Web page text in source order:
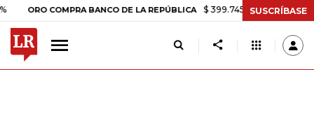
ORO COMPRA BANCO DE LA REPÚBLICA $ 399.745,16 +$ 2.295,71
SUSCRÍBASE